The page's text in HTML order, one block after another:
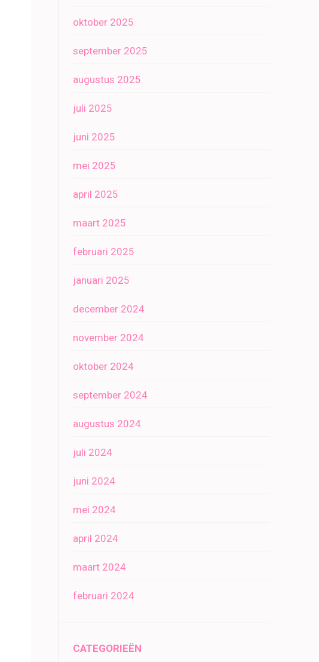
oktober 2025
september 2025
augustus 2025
juli 2025
juni 2025
mei 2025
april 2025
maart 2025
februari 2025
januari 2025
december 2024
november 2024
oktober 2024
september 2024
augustus 2024
juli 2024
juni 2024
mei 2024
april 2024
maart 2024
februari 2024
CATEGORIEËN